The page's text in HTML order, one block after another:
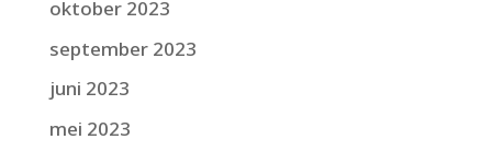
oktober 2023
september 2023
juni 2023
mei 2023